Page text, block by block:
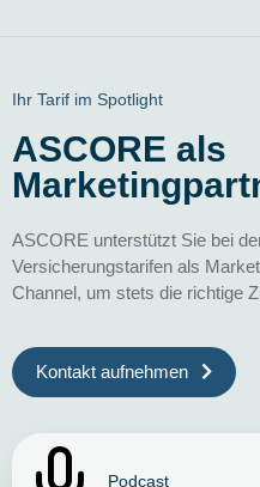
Ihr Tarif im Spotlight
ASCORE als
ASCORE unterstützt Sie bei
Versicherungstarifen als
Channel, um stets die richtige
Kontakt aufnehmen
Podcast